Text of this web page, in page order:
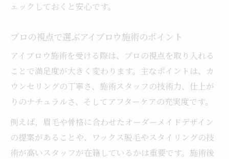
ェックしておくと安心です。
プロの視点で選ぶアイブロウ施術のポイント
アイブロウ施術を受ける際は、プロの視点を取り入れる
ことで満足度が大きく変わります。主なポイントは、カ
ウンセリングの丁寧さ、施術スタッフの技術力、仕上が
りのナチュラルさ、そしてアフターケアの充実度です。
例えば、眉毛や骨格に合わせたオーダーメイドデザイン
の提案があることや、ワックス脱毛やスタイリングの技
術が高いスタッフが在籍しているかは重要です。施術後